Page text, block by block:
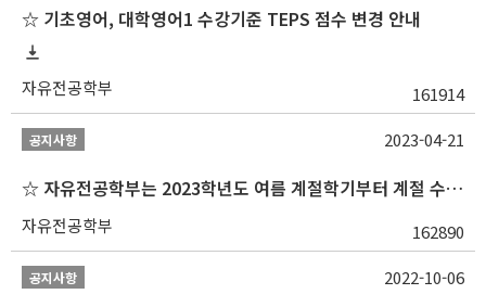
☆ 기초영어, 대학영어1 수강기준 TEPS 점수 변경 안내
자유전공학부 161914
공지사항
☆ 자유전공학부는 2023학년도 여름 계절학기부터 계절 수업을 개설하지 않습니다 ☆
자유전공학부 162890
2023-04-21
공지사항 2022-10-06